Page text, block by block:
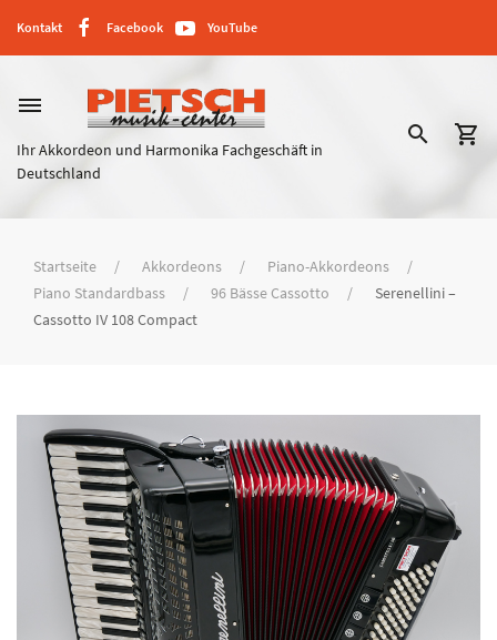
Kontakt Facebook YouTube
dehaze
Ihr Akkordeon und Harmonika Fachgeschäft in
Deutschland
search shopping_cart
Startseite Akkordeons
Piano-Akkordeons
Piano Standardbass
96 Bässe Cassotto
Serenellini –
Cassotto IV 108 Compact